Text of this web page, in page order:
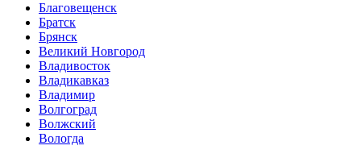
Благовещенск
Братск
Брянск
Великий Новгород
Владивосток
Владикавказ
Владимир
Волгоград
Волжский
Вологда